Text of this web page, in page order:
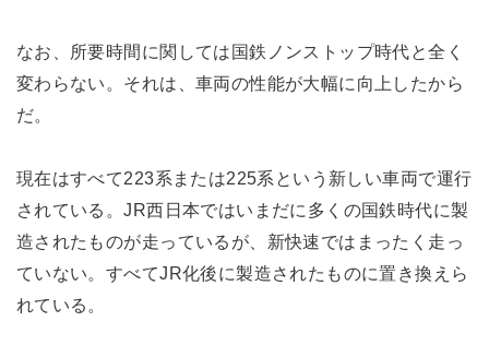
なお、所要時間に関しては国鉄ノンストップ時代と全く
変わらない。それは、車両の性能が大幅に向上したから
だ。
現在はすべて223系または225系という新しい車両で運行
されている。JR西日本ではいまだに多くの国鉄時代に製
造されたものが走っているが、新快速ではまったく走っ
ていない。すべてJR化後に製造されたものに置き換えら
れている。